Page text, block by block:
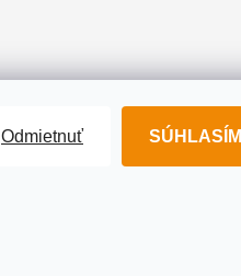
Odmietnuť SÚHLASÍM